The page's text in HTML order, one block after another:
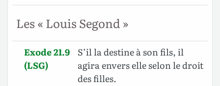
Les « Louis Segond »
Exode 21.9
(LSG)
S’il la destine à son fils, il
agira envers elle selon le droit
des filles.